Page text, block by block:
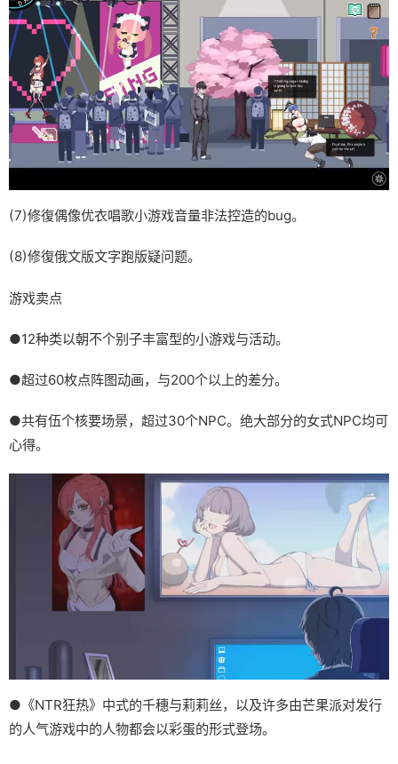
(7)修復偶像优衣唱歌小游戏音量非法控造的bug。
(8)修復俄文版文字跑版疑问题。
游戏卖点
●12种类以朝不个别子丰富型的小游戏与活动。
●超过60枚点阵图动画，与200个以上的差分。
●共有伍个核要场景，超过30个NPC。绝大部分的女式NPC均可
心得。
●《NTR狂热》中式的千穗与莉莉丝，以及许多由芒果派对发行
的人气游戏中的人物都会以彩蛋的形式登场。